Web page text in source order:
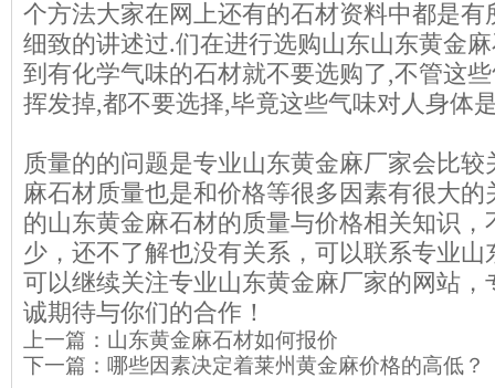
个方法大家在网上还有的石材资料中都是
细致的讲述过.们在进行选购山东山东黄金
到有化学气味的石材就不要选购了,不管这
挥发掉,都不要选择,毕竟这些气味对人身体
质量的的问题是专业山东黄金麻厂家会比
麻石材质量也是和价格等很多因素有很大
的山东黄金麻石材的质量与价格相关知识
少，还不了解也没有关系，可以联系专业
可以继续关注专业山东黄金麻厂家的网站
诚期待与你们的合作！
上一篇： 山东黄金麻石材如何报价
下一篇： 哪些因素决定着莱州黄金麻价格的高低？